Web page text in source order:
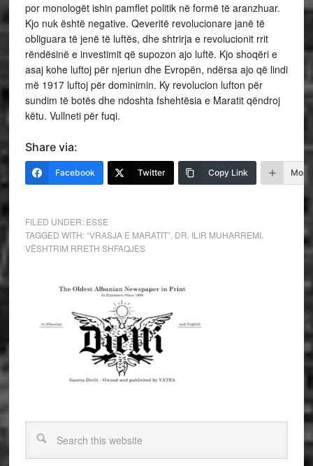
por monologët ishin pamflet politik në formë të aranzhuar.
Kjo nuk është negative. Qeveritë revolucionare janë të
obliguara të jenë të luftës, dhe shtrirja e revolucionit rrit
rëndësinë e investimit që supozon ajo luftë. Kjo shoqëri e
asaj kohe luftoj për njeriun dhe Evropën, ndërsa ajo që lindi
më 1917 luftoj për dominimin. Ky revolucion lufton për
sundim të botës dhe ndoshta fshehtësia e Maratit qëndroj
këtu. Vullneti për fuqi.
Share via:
Facebook Twitter Copy Link More
FILED UNDER: ESSE
TAGGED WITH:“VRASJA E MARATIT”, DR. ILIR MUHARREMI,
VËSHTRIM RRETH SHFAQJES